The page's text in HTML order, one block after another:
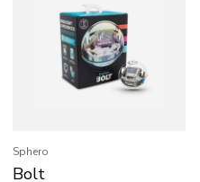
Sphero
Bolt